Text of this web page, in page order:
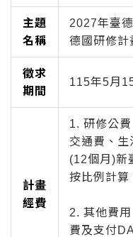
主題
名稱
2027年臺
德國研修計
徵求
期間
115年5月
計畫
經費
1. 研修公
交通費、生
(12個月)新
按比例計算
2. 其他費
費及支付